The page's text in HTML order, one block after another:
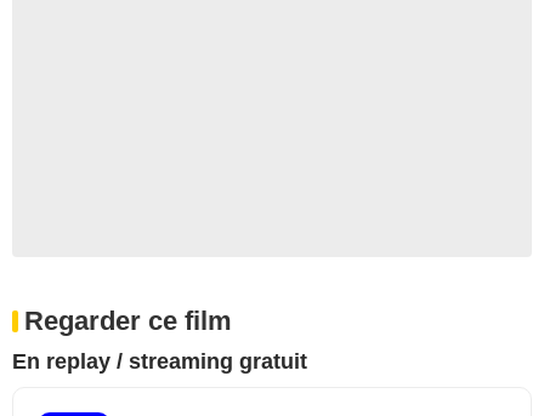
Regarder ce film
En replay / streaming gratuit